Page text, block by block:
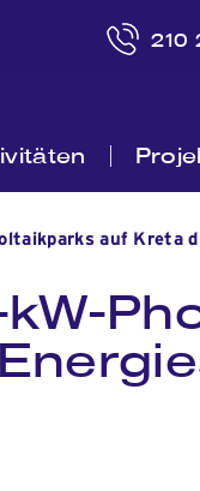
210
auf Kreta